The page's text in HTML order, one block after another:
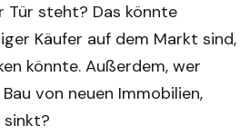
Tür steht? Das könnte
Käufer auf dem Markt sind,
könnte. Außerdem, wer
von neuen Immobilien,
sinkt?